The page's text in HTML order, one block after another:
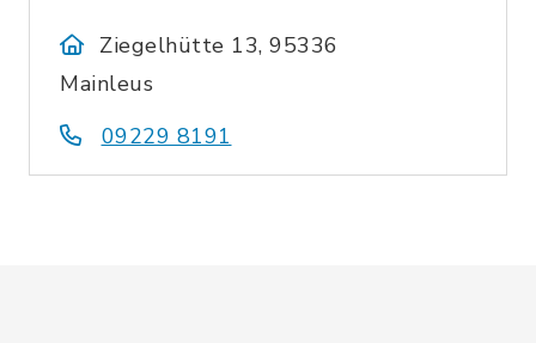
Ziegelhütte 13, 95336
Mainleus
09229 8191